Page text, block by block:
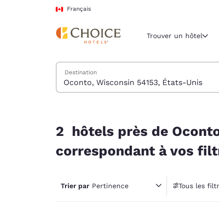
Passer à Contenu Principal
Français
Région et
Amériques
United
América
Trouver un hôtel
Trouver des hôtels
Destination
2 hôtels près de
correspondant à vos
Trier par Pertinence Tous les
1